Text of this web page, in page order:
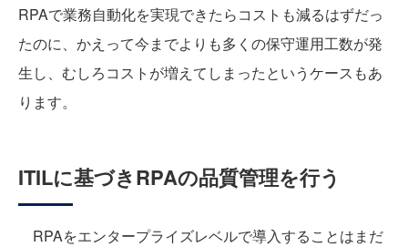
RPAで業務自動化を実現できたらコストも減るはずだっ
たのに、かえって今までよりも多くの保守運用工数が発
生し、むしろコストが増えてしまったというケースもあ
ります。
ITILに基づきRPAの品質管理を行う
RPAをエンタープライズレベルで導入することはまだ